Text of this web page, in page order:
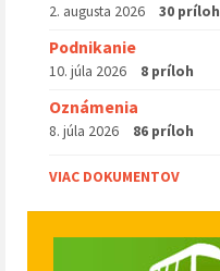
2. augusta 2026 30 príloh
Podnikanie
10. júla 2026 8 príloh
Oznámenia
8. júla 2026 86 príloh
VIAC DOKUMENTOV